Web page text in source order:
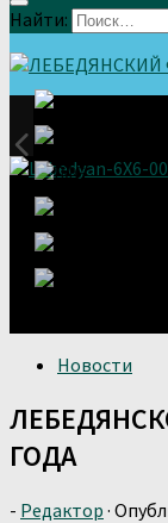
Найти:
Новости
ГОДА
- Редактор ·